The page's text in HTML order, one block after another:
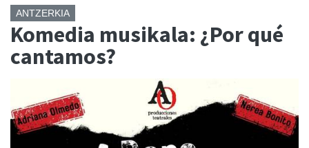
ANTZERKIA
Komedia musikala: ¿Por qué
cantamos?